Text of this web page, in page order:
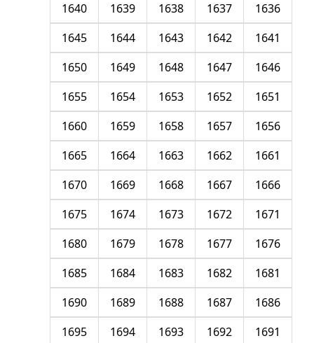
1636
1637
1638
1639
1640
1641
1642
1643
1644
1645
1646
1647
1648
1649
1650
1651
1652
1653
1654
1655
1656
1657
1658
1659
1660
1661
1662
1663
1664
1665
1666
1667
1668
1669
1670
1671
1672
1673
1674
1675
1676
1677
1678
1679
1680
1681
1682
1683
1684
1685
1686
1687
1688
1689
1690
1691
1692
1693
1694
1695